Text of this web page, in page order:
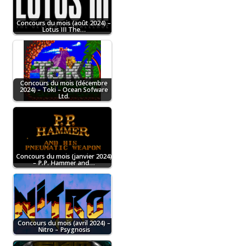
Concours du mois (août 2024) –
Lotus III The…
Concours du mois (décembre
2024) – Toki – Ocean Sofware
Ltd.
Concours du mois (janvier 2024)
– P.P. Hammer and…
Concours du mois (avril 2024) –
Nitro – Psygnosis